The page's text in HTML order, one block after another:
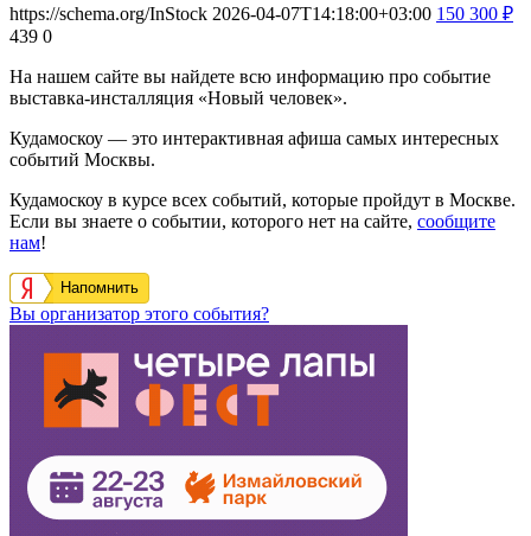
https://schema.org/InStock 2026-04-07T14:18:00+03:00 150 300 ₽
439 0
На нашем сайте вы найдете всю информацию про событие
выставка-инсталляция «Новый человек».
Кудамоскоу — это интерактивная афиша самых интересных
событий Москвы.
Кудамоскоу в курсе всех событий, которые пройдут в Москве.
Если вы знаете о событии, которого нет на сайте, сообщите
нам!
Напомнить
Вы организатор этого события?